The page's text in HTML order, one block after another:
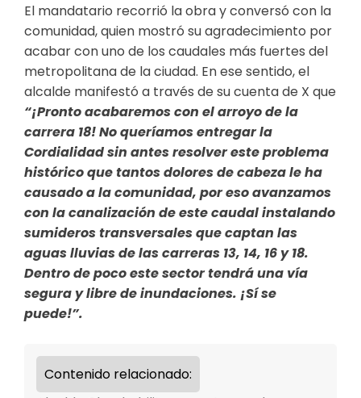
El mandatario recorrió la obra y conversó con la
comunidad, quien mostró su agradecimiento por
acabar con uno de los caudales más fuertes del
metropolitana de la ciudad. En ese sentido, el
alcalde manifestó a través de su cuenta de X que
“¡Pronto acabaremos con el arroyo de la
carrera 18! No queríamos entregar la
Cordialidad sin antes resolver este problema
histórico que tantos dolores de cabeza le ha
causado a la comunidad, por eso avanzamos
con la canalización de este caudal instalando
sumideros transversales que captan las
aguas lluvias de las carreras 13, 14, 16 y 18.
Dentro de poco este sector tendrá una vía
segura y libre de inundaciones. ¡Sí se
puede!”.
Contenido relacionado: